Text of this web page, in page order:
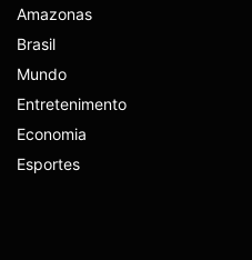
Amazonas
Brasil
Mundo
Entretenimento
Economia
Esportes